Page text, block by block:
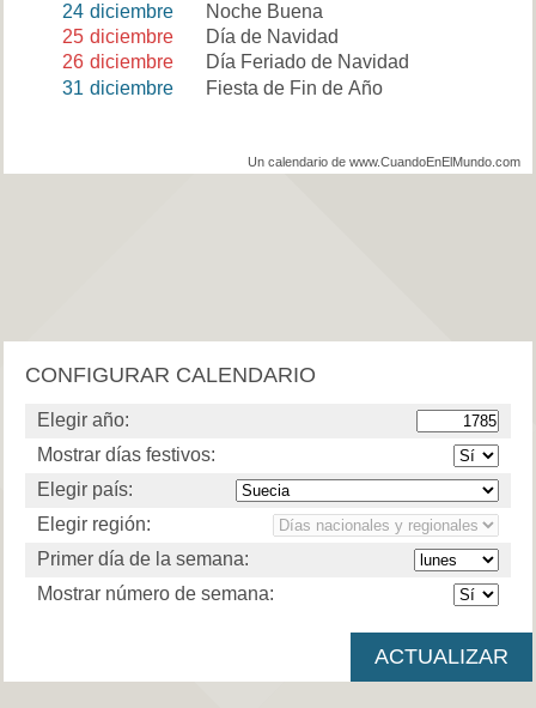
24 diciembre
Noche Buena
25 diciembre
Día de Navidad
26 diciembre
Día Feriado de Navidad
31 diciembre Fiesta de Fin de Año
Un calendario de www.CuandoEnElMundo.com
CONFIGURAR CALENDARIO
Elegir año:
Mostrar días festivos:
Elegir país:
Elegir región:
Primer día de la semana:
Mostrar número de semana: